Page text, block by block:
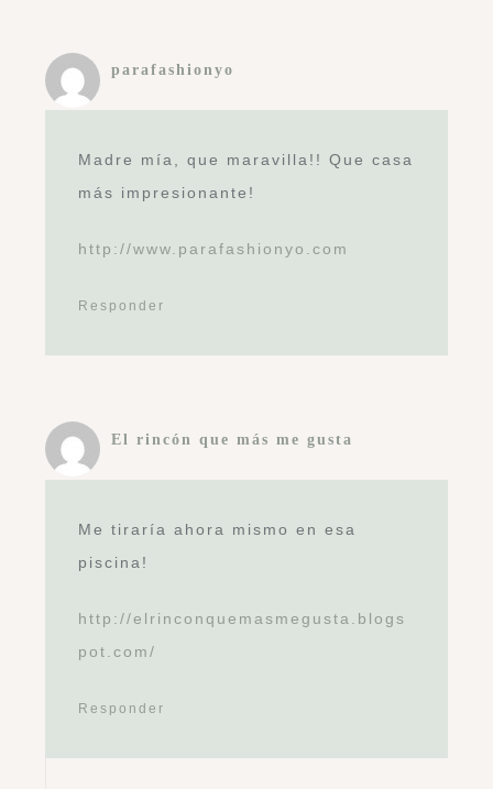
parafashionyo
Madre mía, que maravilla!! Que casa
más impresionante!
http://www.parafashionyo.com
Responder
El rincón que más me gusta
Me tiraría ahora mismo en esa
piscina!
http://elrinconquemasmegusta.blogs
pot.com/
Responder